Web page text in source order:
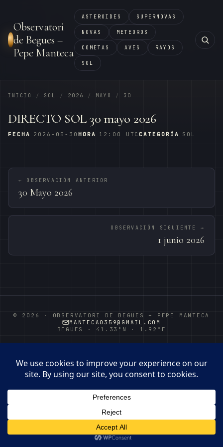
Observatori
de Begues –
Pepe Manteca
ASTEROIDES SUPERNOVAS
NOVAS METEOROS
COMETAS AVES RAYOS
SOL
INICIO / SOL / 2026 / MAYO / 30
DIRECTO SOL 30 mayo 2026
FECHA 2026-05-30 HORA 12:00 UTCCATEGORÍA SOL
← OBSERVACIÓN ANTERIOR
30 Mayo 2026
OBSERVACIÓN SIGUIENTE →
1 junio 2026
© 2026 · OBSERVATORI DE BEGUES – PEPE MANTECA
MANTECA0359@GMAIL.COM
BEGUES · 41.33°N · 1.92°E